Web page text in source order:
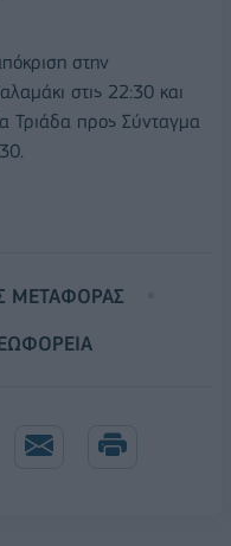
στην
στις 22:30 και
Τριάδα προς Σύνταγμα
ΜΕΤΑΦΟΡΑΣ